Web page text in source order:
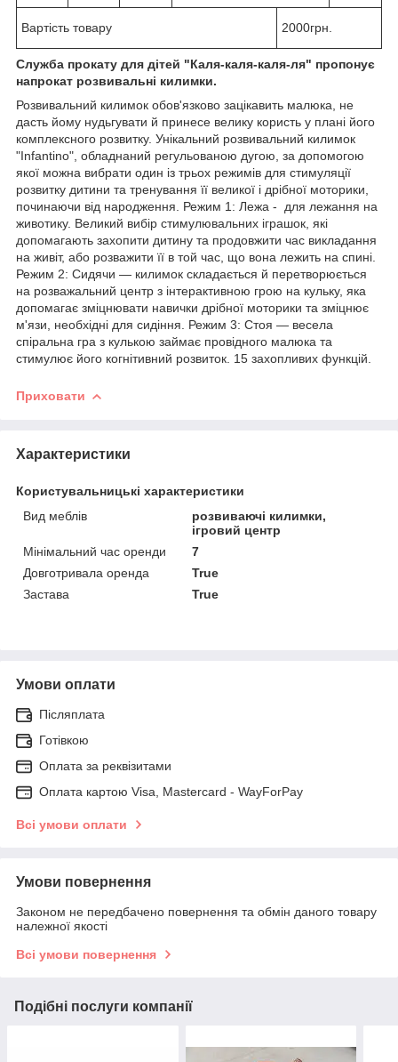
Вартість товару 2000грн.
Служба прокату для дітей "Каля-каля-каля-ля" пропонує
напрокат розвивальні килимки.
Розвивальний килимок обов'язково зацікавить малюка, не
дасть йому нудьгувати й принесе велику користь у плані його
комплексного розвитку. Унікальний розвивальний килимок
"Infantino", обладнаний регульованою дугою, за допомогою
якої можна вибрати один із трьох режимів для стимуляції
розвитку дитини та тренування її великої і дрібної моторики,
починаючи від народження. Режим 1: Лежа - для лежання на
животику. Великий вибір стимулювальних іграшок, які
допомагають захопити дитину та продовжити час викладання
на живіт, або розважити її в той час, що вона лежить на спині.
Режим 2: Сидячи — килимок складається й перетворюється
на розважальний центр з інтерактивною грою на кульку, яка
допомагає зміцнювати навички дрібної моторики та зміцнює
м'язи, необхідні для сидіння. Режим 3: Стоя — весела
спіральна гра з кулькою займає провідного малюка та
стимулює його когнітивний розвиток. 15 захопливих функцій.
Приховати
Характеристики
Користувальницькі характеристики
Вид меблів
розвиваючі килимки,
ігровий центр
Мінімальний час оренди
7
Довготривала оренда
True
Застава
True
Умови оплати
Післяплата
Готівкою
Оплата за реквізитами
Оплата картою Visa, Mastercard - WayForPay
Всі умови оплати
Умови повернення
Законом не передбачено повернення та обмін даного товару
належної якості
Всі умови повернення
Подібні послуги компанії